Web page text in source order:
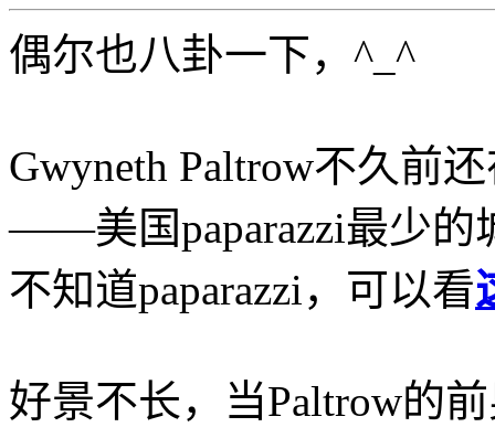
偶尔也八卦一下，^_^
Gwyneth Paltrow不久前
——美国paparazzi最少的
不知道paparazzi，可以看
好景不长，当Paltrow的